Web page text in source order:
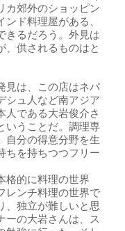
カ郊外のショッピン
ド料理屋がある、
きるだろう。外見は
、供されるものはと
見は、この店はネパ
シュ人など南アジア
人である大岩俊介さ
いうことだ。調理専
自分の得意分野を生
ちを持ちつつフリー
格的に料理の世界
レンチ料理の世界で
、独立が難しいと思
ーの大岩さんは、ス